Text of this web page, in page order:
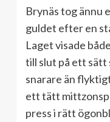
Brynäs tog ännu
guldet efter en
Laget visade
till slut på ett sätt
snarare än
ett tätt
press i rätt